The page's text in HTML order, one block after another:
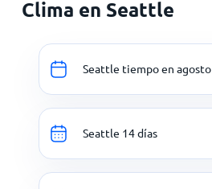
Clima en Seattle
Seattle tiempo en agosto
Seattle 14 días